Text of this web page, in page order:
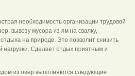
необходимость организации трудовой
вывозу мусора из ям на свалку,
на природе. Это позволит снизить
нагрузки. Сделает отдых приятным и
из озёр выполняются следующие